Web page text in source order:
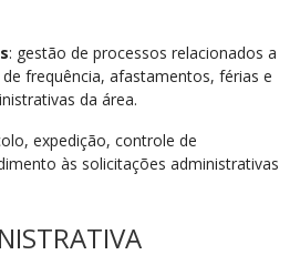
: gestão de processos relacionados a
frequência, afastamentos, férias e
da área.
expedição, controle de
às solicitações administrativas